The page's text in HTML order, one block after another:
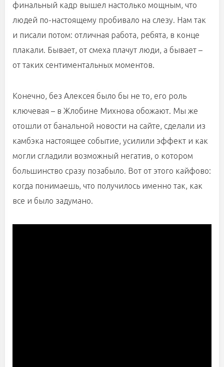
финальный кадр вышел настолько мощным, что
людей по-настоящему пробивало на слезу. Нам так
и писали потом: отличная работа, ребята, в конце
плакали. Бывает, от смеха плачут люди, а бывает –
от таких сентиментальных моментов.
Конечно, без Алексея было бы не то, его роль
ключевая – в Жлобине Михнова обожают. Мы же
отошли от банальной новости на сайте, сделали из
камбэка настоящее событие, усилили эффект и как
могли сгладили возможный негатив, о котором
большинство сразу позабыло. Вот от этого кайфово:
когда понимаешь, что получилось именно так, как
все и было задумано.